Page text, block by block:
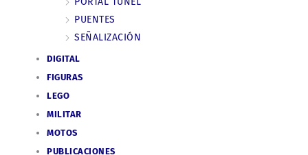
PUENTES
SEÑALIZACIÓN
DIGITAL
FIGURAS
LEGO
MILITAR
MOTOS
PUBLICACIONES